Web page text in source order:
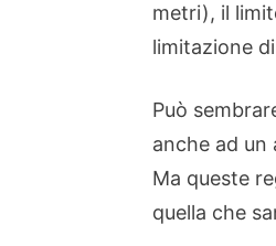
metri), il
limitazione
Può
anche ad un
Ma queste
quella che